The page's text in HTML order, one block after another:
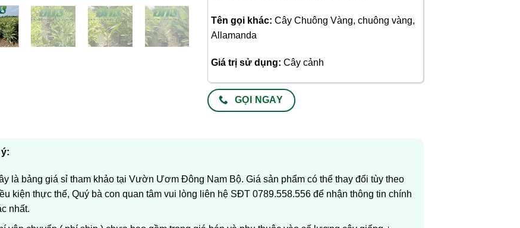
Tên gọi khác: Cây Chuông Vàng, chuông vàng,
Allamanda
Giá trị sử dụng:Cây cảnh
GỌI NGAY
là bảng giá sỉ tham khảo tại Vườn Ươm Đông Nam Bộ. Giá sản phẩm có thể thay đổi tùy theo
kiện thực thế, Quý bà con quan tâm vui lòng liên hệ SĐT 0789.558.556 để nhận thông tin chính
nhất.